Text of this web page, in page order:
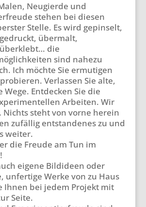
Neugierde und
stehen bei diesen
Stelle. Es wird gepinselt,
übermalt,
die
sind nahezu
Ich möchte Sie ermutigen
Verlassen Sie alte,
Entdecken Sie die
Arbeiten. Wir
steht von vorne herein
zufällig entstandenes zu und
weiter.
die Freude am Tun im
eigene Bildideen oder
unfertige Werke von zu Haus
Ihnen bei jedem Projekt mit
Seite.